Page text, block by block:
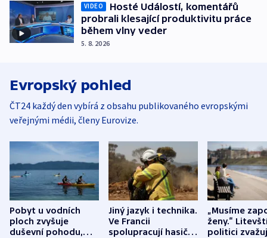
VIDEO
Hosté Událostí, komentářů
probrali klesající produktivitu práce
během vlny veder
5. 8. 2026
Evropský pohled
ČT24 každý den vybírá z obsahu publikovaného evropskými
veřejnými médii, členy Eurovize.
Pobyt u vodních
ploch zvyšuje
duševní pohodu,
Jiný jazyk i technika.
Ve Francii
spolupracují hasiči z
„Musíme
ženy.“
politici